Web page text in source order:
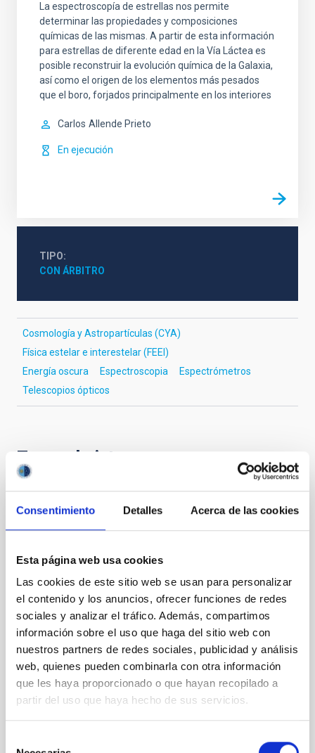
Consentimiento Detalles Acerca de las cookies
Esta página web usa cookies
Las cookies de este sitio web se usan para personalizar
el contenido y los anuncios, ofrecer funciones de redes
sociales y analizar el tráfico. Además, compartimos
información sobre el uso que haga del sitio web con
nuestros partners de redes sociales, publicidad y análisis
web, quienes pueden combinarla con otra información
que les haya proporcionado o que hayan recopilado a
partir del uso que haya hecho de sus servicios.
La espectroscopía de estrellas nos permite
determinar las propiedades y composiciones
químicas de las mismas. A partir de esta información
para estrellas de diferente edad en la Vía Láctea es
posible reconstruir la evolución química de la Galaxia,
así como el origen de los elementos más pesados
que el boro, forjados principalmente en los interiores
Carlos Allende Prieto
En ejecución
TIPO
CON ÁRBITRO
Cosmología y Astropartículas (CYA)
Física estelar e interestelar (FEEI)
Energía oscura
Espectroscopia
Espectrómetros
Telescopios ópticos
Te puede interesar
CON ÁRBITRO
Magnetic Field Alignment with Dense
Core Scales
In a magnetically dominated model of star formation,
we expect to see alignments between the magnetic
field orientation of star-forming dense cores and the
cloud-scale magnetic field. A. Pandhi et al. showed
instead, however, that the orientation of cores and
their angular momentum vectors appear random
with respect to the larger-scale magnetic